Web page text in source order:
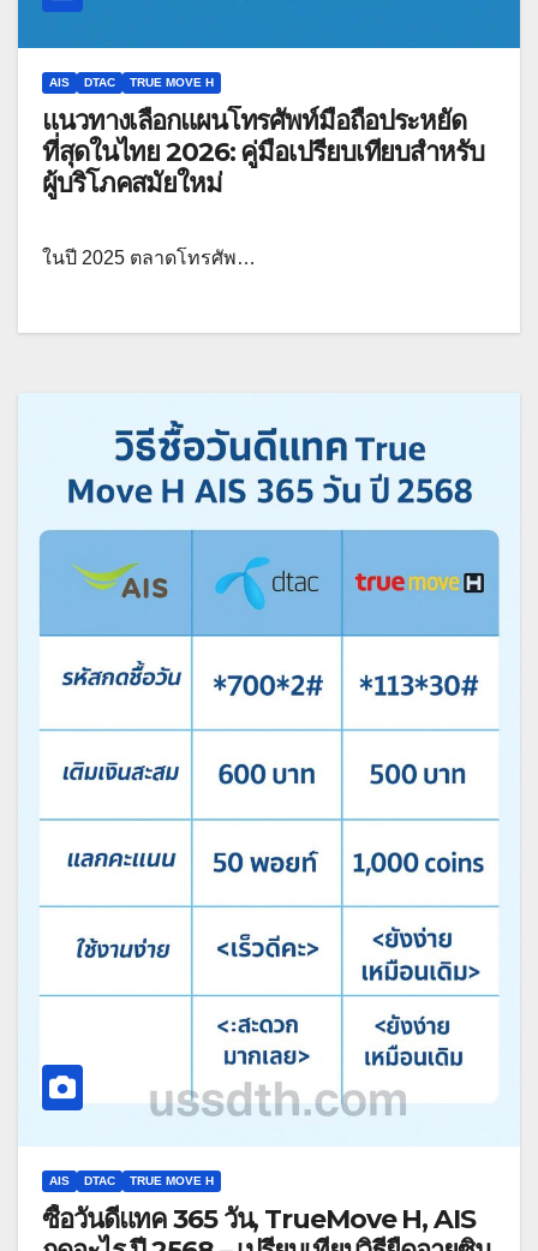
AIS DTAC TRUE MOVE H
แนวทางเลือกแผนโทรศัพท์มือถือประหยัด
ที่สุดในไทย 2026: คู่มือเปรียบเทียบสำหรับ
ผู้บริโภคสมัยใหม่
ในปี 2025 ตลาดโทรศัพ…
AIS DTAC TRUE MOVE H
ซื้อวันดีแทค 365 วัน, TrueMove H, AIS